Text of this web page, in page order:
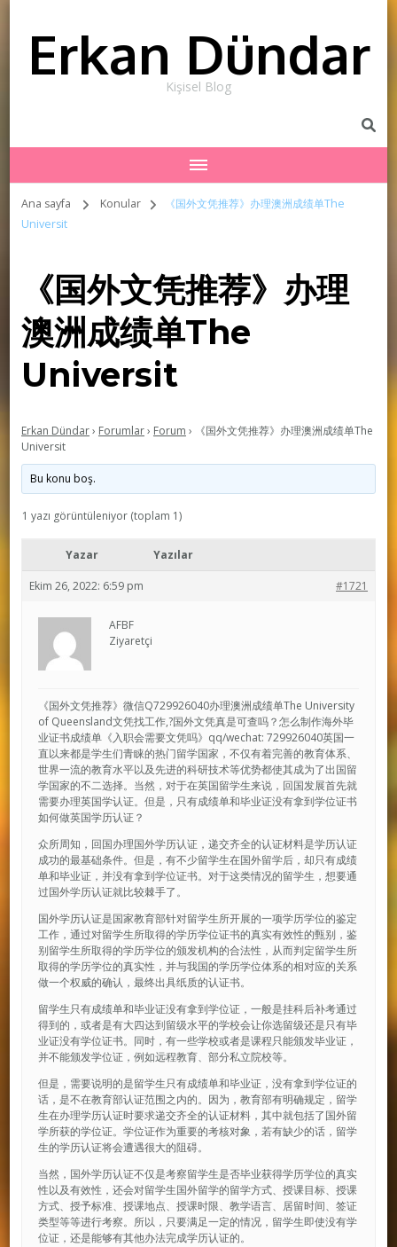
Erkan Dündar
Kişisel Blog
Ana sayfa Konular
《国外文凭推荐》办理澳洲成绩单The
Universit
《国外文凭推荐》办理
澳洲成绩单The
Universit
Erkan Dündar› Forumlar› Forum ›
《国外文凭推荐》办理澳洲成绩单The
Universit
Bu konu boş.
1 yazı görüntüleniyor (toplam 1)
Yazar Yazılar
Ekim 26, 2022: 6:59 pm #1721
AFBF
Ziyaretçi
《国外文凭推荐》微信Q729926040办理澳洲成绩单The University
of Queensland文凭找工作,?国外文凭真是可查吗？怎么制作海外毕
业证书成绩单《入职会需要文凭吗》qq/wechat: 729926040英国一
直以来都是学生们青睐的热门留学国家，不仅有着完善的教育体系、
世界一流的教育水平以及先进的科研技术等优势都使其成为了出国留
学国家的不二选择。当然，对于在英国留学生来说，回国发展首先就
需要办理英国学认证。但是，只有成绩单和毕业证没有拿到学位证书
如何做英国学历认证？
众所周知，回国办理国外学历认证，递交齐全的认证材料是学历认证
成功的最基础条件。但是，有不少留学生在国外留学后，却只有成绩
单和毕业证，并没有拿到学位证书。对于这类情况的留学生，想要通
过国外学历认证就比较棘手了。
国外学历认证是国家教育部针对留学生所开展的一项学历学位的鉴定
工作，通过对留学生所取得的学历学位证书的真实有效性的甄别，鉴
别留学生所取得的学历学位的颁发机构的合法性，从而判定留学生所
取得的学历学位的真实性，并与我国的学历学位体系的相对应的关系
做一个权威的确认，最终出具纸质的认证书。
留学生只有成绩单和毕业证没有拿到学位证，一般是挂科后补考通过
得到的，或者是有大四达到留级水平的学校会让你选留级还是只有毕
业证没有学位证书。同时，有一些学校或者是课程只能颁发毕业证，
并不能颁发学位证，例如远程教育、部分私立院校等。
但是，需要说明的是留学生只有成绩单和毕业证，没有拿到学位证的
话，是不在教育部认证范围之内的。因为，教育部有明确规定，留学
生在办理学历认证时要求递交齐全的认证材料，其中就包括了国外留
学所获的学位证。学位证作为重要的考核对象，若有缺少的话，留学
生的学历认证将会遭遇很大的阻碍。
当然，国外学历认证不仅是考察留学生是否毕业获得学历学位的真实
性以及有效性，还会对留学生国外留学的留学方式、授课目标、授课
方式、授予标准、授课地点、授课时限、教学语言、居留时间、签证
类型等等进行考察。所以，只要满足一定的情况，留学生即使没有学
位证，还是能够有其他办法完成学历认证的。